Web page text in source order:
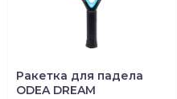
Ракетка для падела
ODEA DREAM